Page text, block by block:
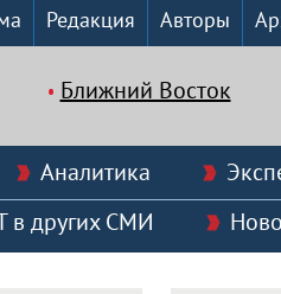
Редакция Авторы
Ближний Восток
Аналитика
в других СМИ